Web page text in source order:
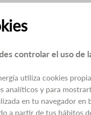
controlar el uso de
utiliza cookies
analíticos y para
en tu navegador en
a partir de tus hábitos